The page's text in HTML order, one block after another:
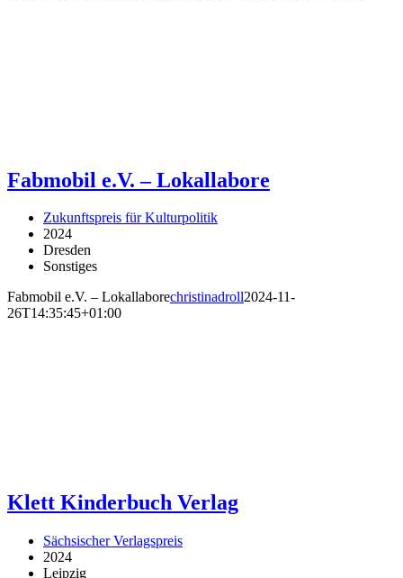
Fabmobil e.V. – Lokallabore
Zukunftspreis für Kulturpolitik
2024
Dresden
Sonstiges
Fabmobil e.V. – Lokallaborechristinadroll2024-11-
26T14:35:45+01:00
Klett Kinderbuch Verlag
Sächsischer Verlagspreis
2024
Leipzig